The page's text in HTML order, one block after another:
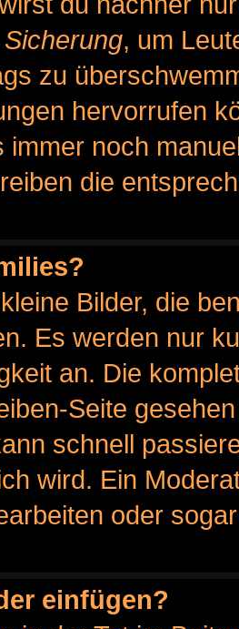
Sicherung, um
zu
hervorrufen
immer noch
die
Bilder, die
Es werden nur
an. Die
Seite
schnell
wird. Ein
oder
einfügen?